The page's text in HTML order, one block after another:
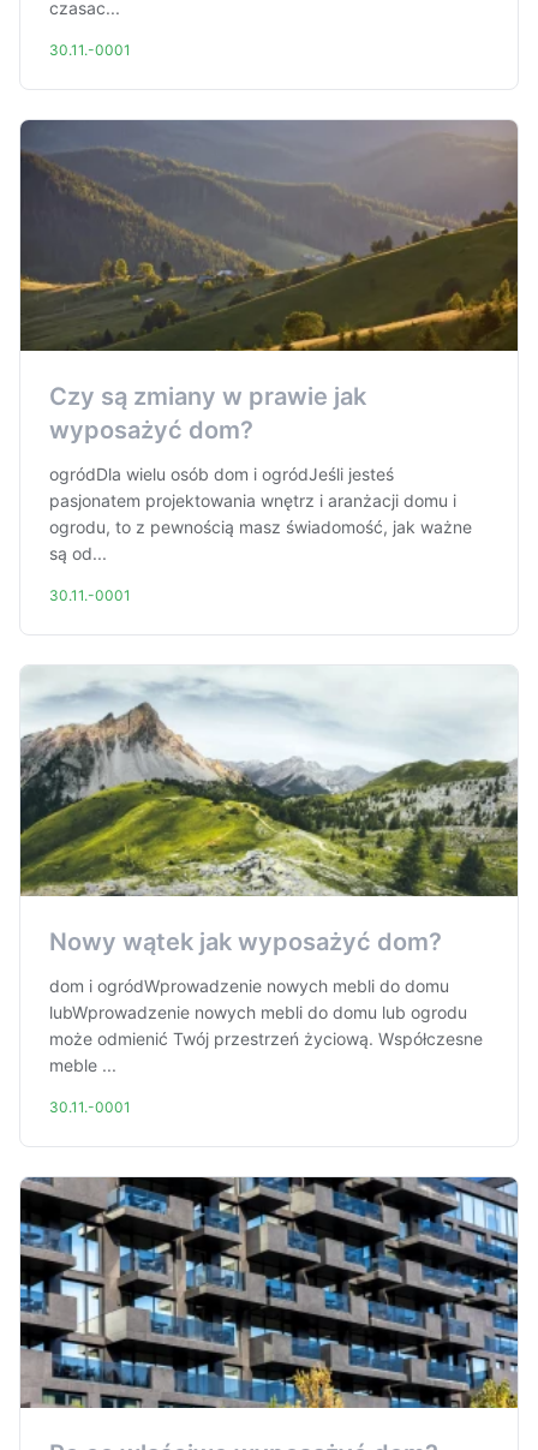
czasac...
30.11.-0001
Czy są zmiany w prawie jak
wyposażyć dom?
ogródDla wielu osób dom i ogródJeśli jesteś
pasjonatem projektowania wnętrz i aranżacji domu i
ogrodu, to z pewnością masz świadomość, jak ważne
są od...
30.11.-0001
Nowy wątek jak wyposażyć dom?
dom i ogródWprowadzenie nowych mebli do domu
lubWprowadzenie nowych mebli do domu lub ogrodu
może odmienić Twój przestrzeń życiową. Współczesne
meble ...
30.11.-0001